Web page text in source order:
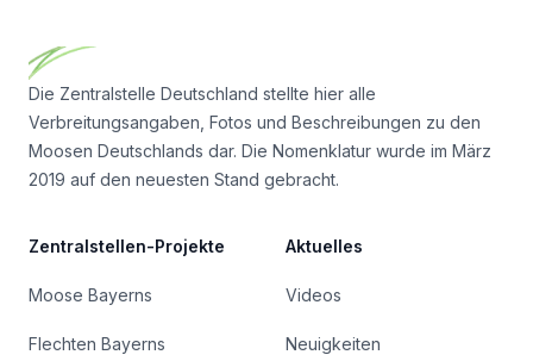
Die Zentralstelle Deutschland stellte hier alle
Verbreitungsangaben, Fotos und Beschreibungen zu den
Moosen Deutschlands dar. Die Nomenklatur wurde im März
2019 auf den neuesten Stand gebracht.
Zentralstellen-Projekte
Moose Bayerns
Flechten Bayerns
Aktuelles
Videos
Neuigkeiten